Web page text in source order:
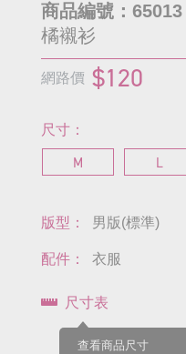
商品編號：65013
橘襯衫
網路價 $120
尺寸：
M L
版型： 男版(標準)
配件： 衣服
尺寸表
查看商品尺寸